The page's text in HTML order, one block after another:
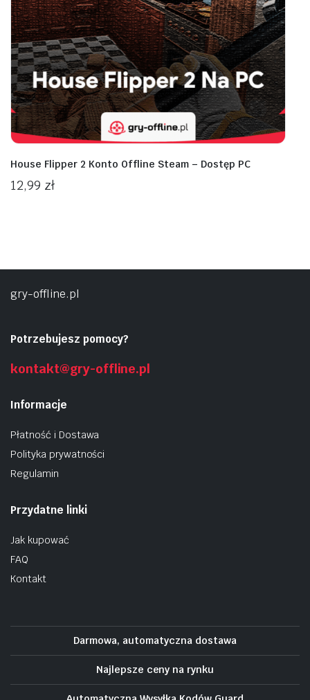
House Flipper 2 Konto Offline Steam – Dostęp PC
12,99 zł
gry-offline.pl
Potrzebujesz pomocy?
kontakt@gry-offline.pl
Informacje
Płatność i Dostawa
Polityka prywatności
Regulamin
Przydatne linki
Jak kupować
FAQ
Kontakt
Darmowa, automatyczna dostawa
Najlepsze ceny na rynku